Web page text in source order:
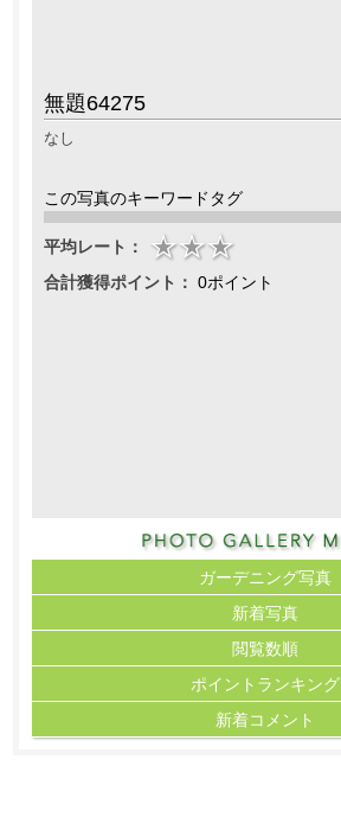
無題64275
なし
この写真のキーワードタグ
平均レート：
合計獲得ポイント： 0ポイント
ガーデニング写真
新着写真
閲覧数順
ポイント ランキング
新着コメント